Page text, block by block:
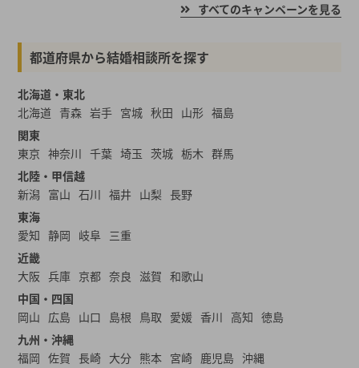
すべてのキャンペーンを見る
都道府県から結婚相談所を探す
北海道・東北
北海道 青森 岩手 宮城 秋田 山形 福島
関東
東京 神奈川 千葉 埼玉 茨城 栃木 群馬
北陸・甲信越
新潟 富山 石川 福井 山梨 長野
東海
愛知 静岡 岐阜 三重
近畿
大阪 兵庫 京都 奈良 滋賀 和歌山
中国・四国
岡山 広島 山口 島根 鳥取 愛媛 香川 高知 徳島
九州・沖縄
福岡 佐賀 長崎 大分 熊本 宮崎 鹿児島 沖縄